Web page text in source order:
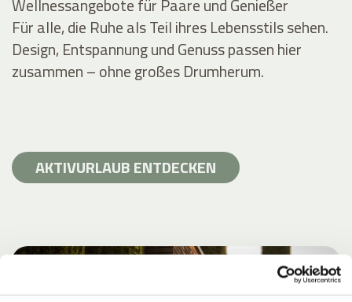
Wellnessangebote für Paare und Genießer
Für alle, die Ruhe als Teil ihres Lebensstils sehen.
Design, Entspannung und Genuss passen hier
zusammen – ohne großes Drumherum.
AKTIVURLAUB ENTDECKEN